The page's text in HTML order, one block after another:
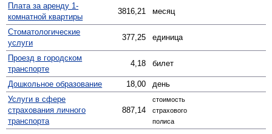
Плата за аренду 1-
комнатной квартиры
3816,21 месяц
Стомато­логические
услуги
377,25 единица
Проезд в городском
транспорте
4,18 билет
Дошкольное образование 18,00
день
Услуги в сфере
страхования личного
транспорта
887,14
стоимость
страхового
полиса